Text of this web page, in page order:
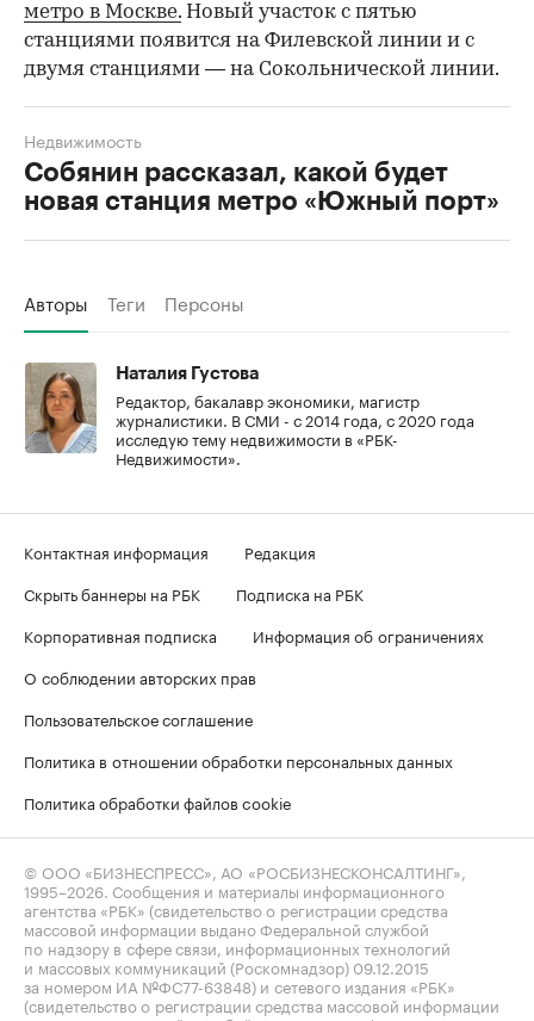
метро в Москве. Новый участок с пятью
станциями появится на Филевской линии и с
двумя станциями — на Сокольнической линии.
Собянин рассказал, какой будет
новая станция метро «Южный порт»
Недвижимость
Авторы Теги Персоны
Наталия Густова
Редактор, бакалавр экономики, магистр
журналистики. В СМИ - с 2014 года, с 2020 года
исследую тему недвижимости в «РБК-
Недвижимости».
Контактная информация
Редакция
Скрыть баннеры на РБК
Подписка на РБК
Корпоративная подписка
Информация об ограничениях
О соблюдении авторских прав
Пользовательское соглашение
Политика в отношении обработки персональных данных
Политика обработки файлов cookie
© ООО «БИЗНЕСПРЕСС», АО «РОСБИЗНЕСКОНСАЛТИНГ»,
1995–2026 . Сообщения и материалы информационного
агентства «РБК» (свидетельство о регистрации средства
массовой информации выдано Федеральной службой
по надзору в сфере связи, информационных технологий
и массовых коммуникаций (Роскомнадзор) 09.12.2015
за номером ИА №ФС77-63848) и сетевого издания «РБК»
(свидетельство о регистрации средства массовой информации